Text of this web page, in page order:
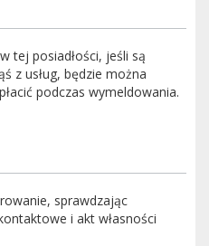
tej posiadłości, jeśli są
z usług, będzie można
podczas wymeldowania.
sprawdzając
i akt własności